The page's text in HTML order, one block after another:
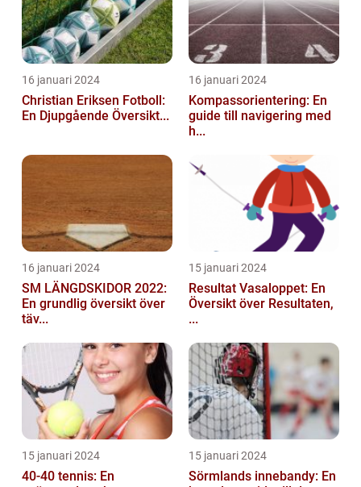
16 januari 2024
Christian Eriksen Fotboll:
En Djupgående Översikt...
16 januari 2024
Kompassorientering: En
guide till navigering med
h...
16 januari 2024
SM LÄNGDSKIDOR 2022:
En grundlig översikt över
täv...
15 januari 2024
Resultat Vasaloppet: En
Översikt över Resultaten,
...
15 januari 2024
40-40 tennis: En
15 januari 2024
Sörmlands innebandy: En